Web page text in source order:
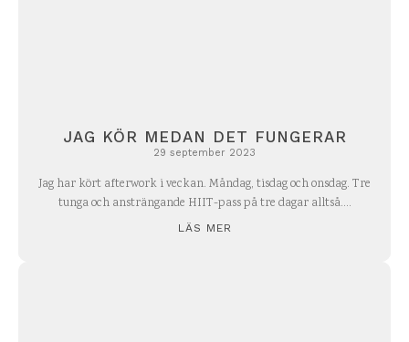
JAG KÖR MEDAN DET FUNGERAR
29 september 2023
Jag har kört afterwork i veckan. Måndag, tisdag och onsdag. Tre
tunga och ansträngande HIIT-pass på tre dagar alltså....
LÄS MER